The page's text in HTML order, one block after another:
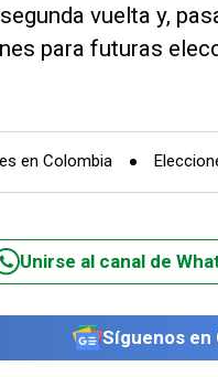
vuelta y,
para futuras
en Colombia
Unirse al canal de
Síguenos en